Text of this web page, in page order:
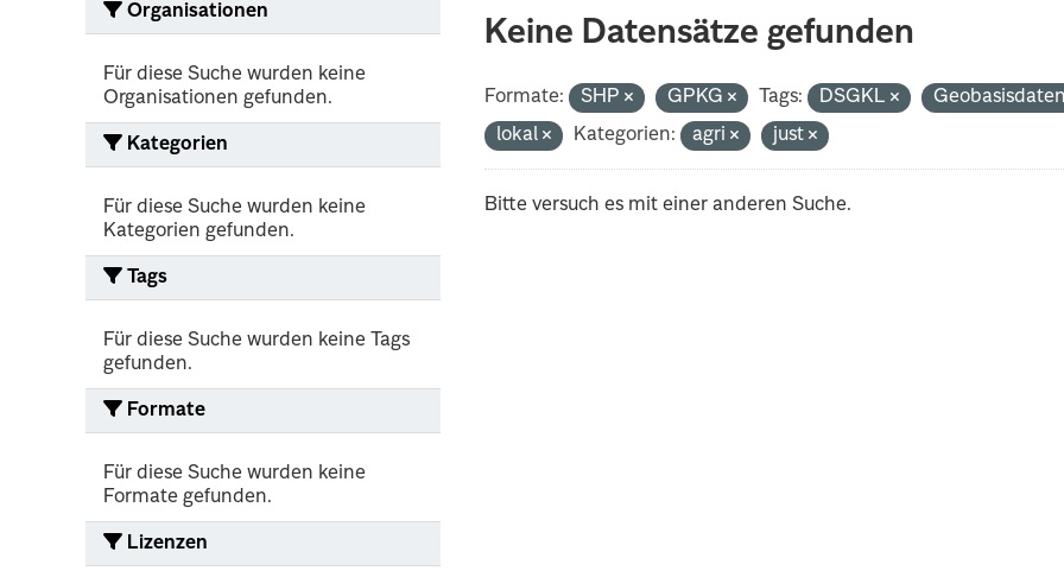
Organisationen
Für diese Suche wurden keine
Organisationen gefunden.
Kategorien
Für diese Suche wurden keine
Kategorien gefunden.
Tags
Für diese Suche wurden keine Tags
gefunden.
Formate
Für diese Suche wurden keine
Formate gefunden.
Lizenzen
Keine Datensätze gefunden
Formate: SHP GPKG Tags: DSGKL
lokal
Kategorien: agri just
Bitte versuch es mit einer anderen Suche.